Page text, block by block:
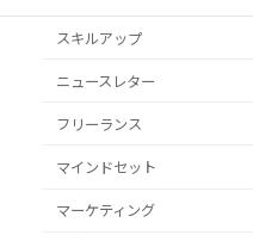
スキルアップ
ニュースレター
フリーランス
マインドセット
マーケティング